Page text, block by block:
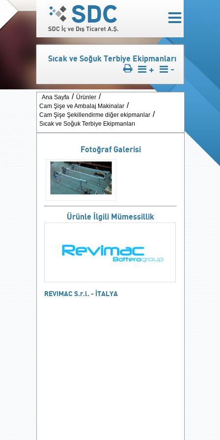
Sıcak ve Soğuk Terbiye Ekipmanları
+ -
Ana Sayfa
Ürünler
Cam Şişe ve Ambalaj Makinalar
Cam Şişe Şekillendirme diğer ekipmanlar
Sıcak ve Soğuk Terbiye Ekipmanları
Fotoğraf Galerisi
Ürünle İlgili Mümessillik
REVIMAC S.r.l. - İTALYA